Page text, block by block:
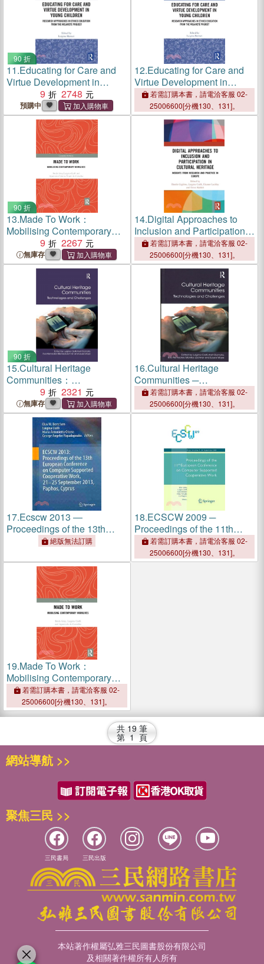
90 折
11.Educating for Care and
Virtue Development in
Young Children：Research
Approaches in Ethics
Education from the MelArete
9 2748
預購中
12.Educating for Care and
Virtue Development in
Young Children：Research
Approaches in Ethics
Education from the MelArete
若需訂購本書，請電洽客服 02-
25006600[分機130、131]。
90 折
13.Made To Work：
Mobilising Contemporary
Worklives
9 2267
無庫存
14.Digital Approaches to
Inclusion and Participation
in Cultural Heritage：
Insights from Research and
Practice in Europe
若需訂購本書，請電洽客服 02-
25006600[分機130、131]。
90 折
15.Cultural Heritage
Communities：
Technologies and
Challenges
9 2321
無庫存
16.Cultural Heritage
Communities ─
Technologies and
Challenges
若需訂購本書，請電洽客服 02-
25006600[分機130、131]。
17.Ecscw 2013 ―
Proceedings of the 13th
European Conference on
Cooperative Work, 21-25
September 2013, Paphos,
絕版無法訂購
18.ECSCW 2009 ─
Proceedings of the 11th
European Conference on
Computer Supported
Cooperative Work, 7-11
若需訂購本書，請電洽客服 02-
25006600[分機130、131]。
19.Made To Work：
Mobilising Contemporary
Worklives
若需訂購本書，請電洽客服 02-
25006600[分機130、131]。
共 19 筆
第 1 頁
網站導航 >>
聚焦三民 >>
三民書局 三民出版
本站著作權屬弘雅三民圖書股份有限公司
及相關著作權所有人所有